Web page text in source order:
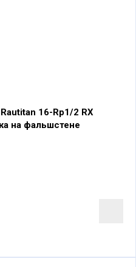
16-Rp1/2 RX
на фальшстене